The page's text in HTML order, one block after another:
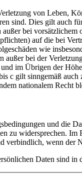
von Leben,
sind. Dies gilt auch
bei
auf die bei
wie
außer bei der
im Übrigen der
c gilt sinngemäß
nationalem Recht
und die
zu widersprechen. Im
verbindlich, wenn der
Daten sind in